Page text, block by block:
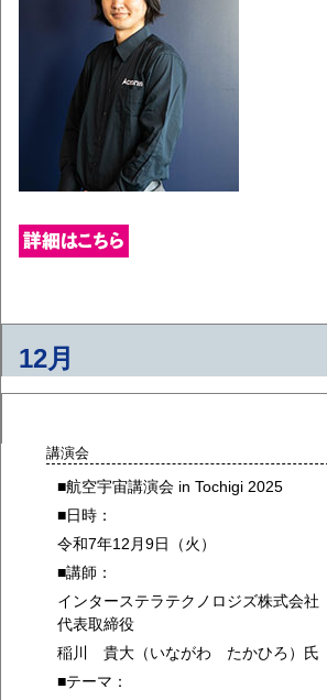
12月
講演会
■航空宇宙講演会 in Tochigi 2025
■日時：
令和7年12月9日（火）
■講師：
インターステラテクノロジズ株式会社
代表取締役
稲川 貴大（いながわ たかひろ）氏
■テーマ：